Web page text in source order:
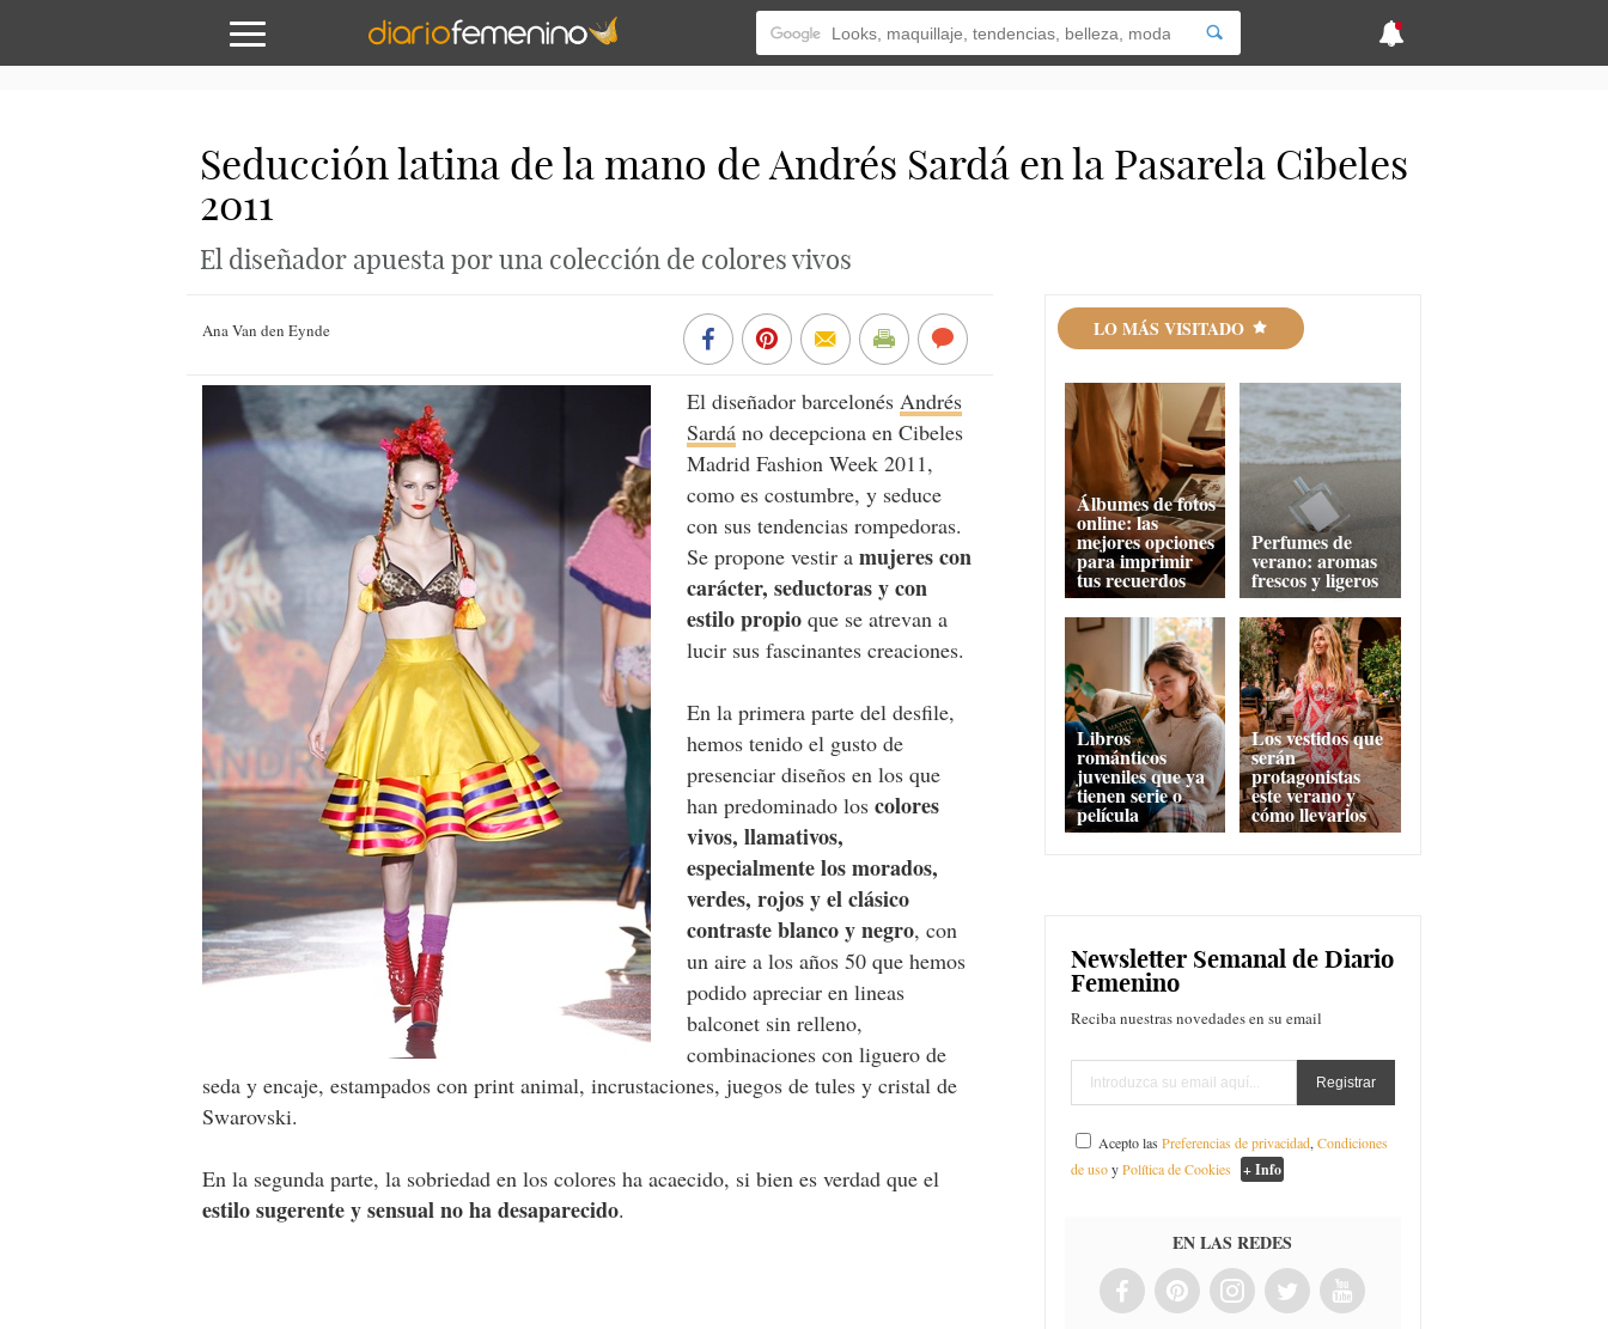
Seducción latina de la mano de Andrés Sardá en la Pasarela Cibeles
2011
El diseñador apuesta por una colección de colores vivos
Ana Van den Eynde
El diseñador barcelonésAndrés
Sardá no decepciona en Cibeles
Madrid Fashion Week 2011,
como es costumbre, y seduce
con sus tendencias rompedoras.
Se propone vestir amujeres con
carácter, seductoras y con
estilo propio que se atrevan a
lucir sus fascinantes creaciones.
En la primera parte del desfile,
hemos tenido el gusto de
presenciar diseños en los que
han predominado loscolores
vivos, llamativos,
especialmente los morados,
verdes, rojos y el clásico
contraste blanco y negro, con
un aire a los años 50 que hemos
podido apreciar en lineas
balconet sin relleno,
combinaciones con liguero de
seda y encaje, estampados con print animal, incrustaciones, juegos de tules y cristal de
Swarovski.
En la segunda parte, la sobriedad en los colores ha acaecido, si bien es verdad que el
estilo sugerente y sensual no ha desaparecido.
LO MÁS VISITADO
Álbumes de fotos
online: las
mejores opciones
para imprimir
tus recuerdos
Perfumes de
verano: aromas
frescos y ligeros
Libros
románticos
juveniles que ya
tienen serie o
película
Los vestidos que
serán
protagonistas
este verano y
cómo llevarlos
Newsletter Semanal de Diario
Femenino
Reciba nuestras novedades en su email
Acepto lasPreferencias de privacidad,Condiciones
de usoyPolítica de Cookies + Info
EN LAS REDES